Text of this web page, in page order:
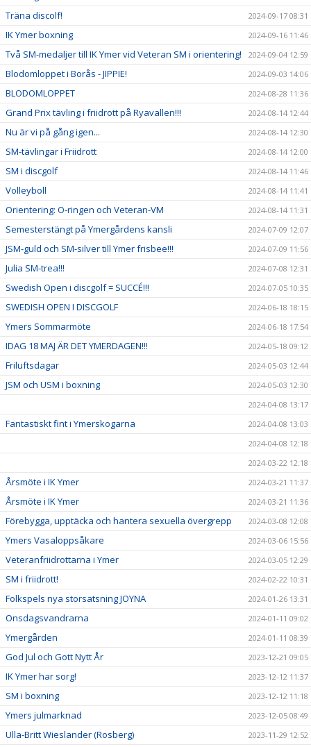
Träna discolf! 2024-09-17 08:31
IK Ymer boxning 2024-09-16 11:46
Två SM-medaljer till IK Ymer vid Veteran SM i orientering! 2024-09-04 12:59
Blodomloppet i Borås - JIPPIE! 2024-09-03 14:06
BLODOMLOPPET 2024-08-28 11:36
Grand Prix tävling i friidrott på Ryavallen!!! 2024-08-14 12:44
Nu är vi på gång igen... 2024-08-14 12:30
SM-tävlingar i Friidrott 2024-08-14 12:00
SM i discgolf 2024-08-14 11:46
Volleyboll 2024-08-14 11:41
Orientering: O-ringen och Veteran-VM 2024-08-14 11:31
Semesterstängt på Ymergårdens kansli 2024-07-09 12:07
JSM-guld och SM-silver till Ymer frisbee!!! 2024-07-09 11:56
Julia SM-trea!!! 2024-07-08 12:31
Swedish Open i discgolf = SUCCÉ!!! 2024-07-05 10:35
SWEDISH OPEN I DISCGOLF 2024-06-18 18:15
Ymers Sommarmöte 2024-06-18 17:54
IDAG 18 MAJ ÄR DET YMERDAGEN!!! 2024-05-18 09:12
Friluftsdagar 2024-05-03 12:44
JSM och USM i boxning
2024-05-03 12:30
2024-04-08 13:17
Fantastiskt fint i Ymerskogarna
2024-04-08 13:03
2024-04-08 12:18
2024-03-22 12:18
Årsmöte i IK Ymer 2024-03-21 11:37
Årsmöte i IK Ymer 2024-03-21 11:36
Förebygga, upptäcka och hantera sexuella övergrepp 2024-03-08 12:08
Ymers Vasaloppsåkare 2024-03-06 15:56
Veteranfriidrottarna i Ymer 2024-03-05 12:29
SM i friidrott! 2024-02-22 10:31
Folkspels nya storsatsning JOYNA 2024-01-26 13:31
Onsdagsvandrarna 2024-01-11 09:02
Ymergården 2024-01-11 08:39
God Jul och Gott Nytt År 2023-12-21 09:05
IK Ymer har sorg! 2023-12-12 11:37
SM i boxning 2023-12-12 11:18
Ymers julmarknad 2023-12-05 08:49
Ulla-Britt Wieslander (Rosberg) 2023-11-29 12:52